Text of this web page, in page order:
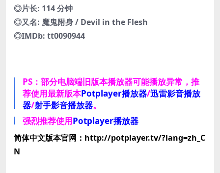
◎片长: 114 分钟
◎又名: 魔鬼附身 / Devil in the Flesh
◎IMDb: tt0090944
PS：部分电脑端旧版本播放器可能播放异常，推
荐使用最新版本Potplayer播放器/迅雷影音播放
器/射手影音播放器。
强烈推荐使用Potplayer播放器
简体中文版本官网：http://potplayer.tv/?lang=zh_C
N